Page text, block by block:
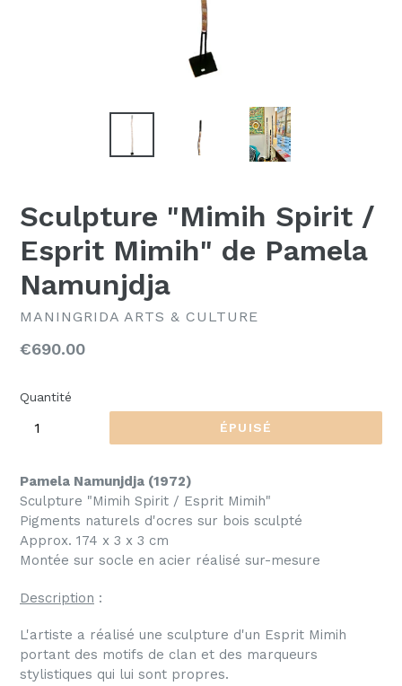
Sculpture "Mimih Spirit /
Esprit Mimih" de Pamela
Namunjdja
MANINGRIDA ARTS & CULTURE
Prix
€690.00
Quantité
ÉPUISÉ
Pamela Namunjdja (1972)
Sculpture "Mimih Spirit / Esprit Mimih"
Pigments naturels d'ocres sur bois sculpté
Approx. 174 x 3 x 3 cm
Montée sur socle en acier réalisé sur-mesure
Description :
L'artiste a réalisé une sculpture d'un Esprit Mimih
portant des motifs de clan et des marqueurs
stylistiques qui lui sont propres.